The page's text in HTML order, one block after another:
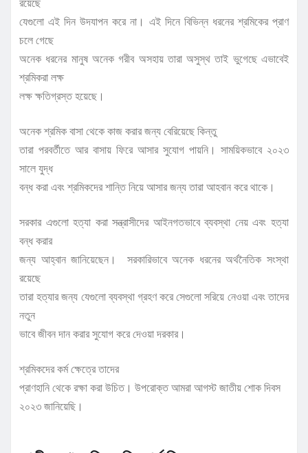
রয়েছে
যেগুলো এই দিন উদযাপন করে না। এই দিনে বিভিন্ন ধরনের শ্রমিকের প্রাণ
চলে গেছে
অনেক ধরনের মানুষ অনেক গরীব অসহায় তারা অসুস্থ তাই ভুগেছে এভাবেই
শ্রমিকরা লক্ষ
লক্ষ ক্ষতিগ্রস্ত হয়েছে।
অনেক শ্রমিক বাসা থেকে কাজ করার জন্য বেরিয়েছে কিন্তু
তারা পরবর্তীতে আর বাসায় ফিরে আসার সুযোগ পায়নি। সাময়িকভাবে ২০২৩
সালে যুদ্ধ
বন্ধ করা এবং শ্রমিকদের শান্তি নিয়ে আসার জন্য তারা আহবান করে থাকে।
সরকার এগুলো হত্যা করা সন্ত্রাসীদের আইনগতভাবে ব্যবস্থা নেয় এবং হত্যা
বন্ধ করার
জন্য আহ্বান জানিয়েছেন। সরকারিভাবে অনেক ধরনের অর্থনৈতিক সংস্থা
রয়েছে
তারা হত্যার জন্য যেগুলো ব্যবস্থা গ্রহণ করে সেগুলো সরিয়ে নেওয়া এবং তাদের
নতুন
ভাবে জীবন দান করার সুযোগ করে দেওয়া দরকার।
শ্রমিকদের কর্ম ক্ষেত্রে তাদের
প্রাণহানি থেকে রক্ষা করা উচিত। উপরোক্ত আমরা আগস্ট জাতীয় শোক দিবস
২০২৩ জানিয়েছি।